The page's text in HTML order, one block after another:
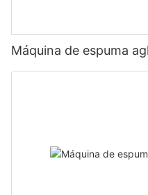
Máquina de espuma